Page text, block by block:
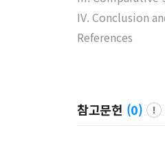
IV. Conclusion
References
참고문헌 (0)